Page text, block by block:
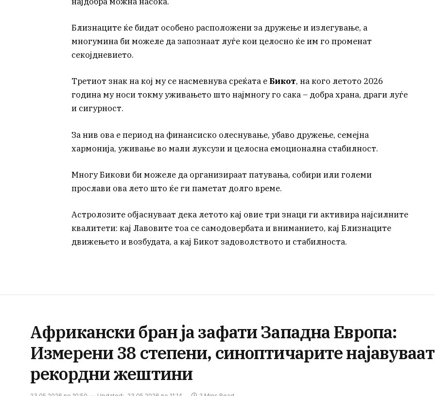
Близнаците ќе бидат особено расположени за дружење и излегување, а
многумина би можеле да запознаат луѓе кои целосно ќе им го променат
секојдневието.
Третиот знак на кој му се насмевнува среќата е Бикот, на кого летото 2026
година му носи токму уживањето што најмногу го сака – добра храна, драги луѓе
и сигурност.
За нив ова е период на финансиско олеснување, убаво дружење, семејна
хармонија, уживање во мали луксузи и целосна емоционална стабилност.
Многу Бикови би можеле да организираат патувања, собири или големи
прослави ова лето што ќе ги паметат долго време.
Астролозите објаснуваат дека летото кај овие три знаци ги активира најсилните
квалитети: кај Лавовите тоа се самодовербата и вниманието, кај Близнаците
движењето и возбудата, а кај Бикот задоволството и стабилноста.
Африкански бран ја зафати Западна Европа:
Измерени 38 степени, синоптичарите најавуваат
рекордни жештини